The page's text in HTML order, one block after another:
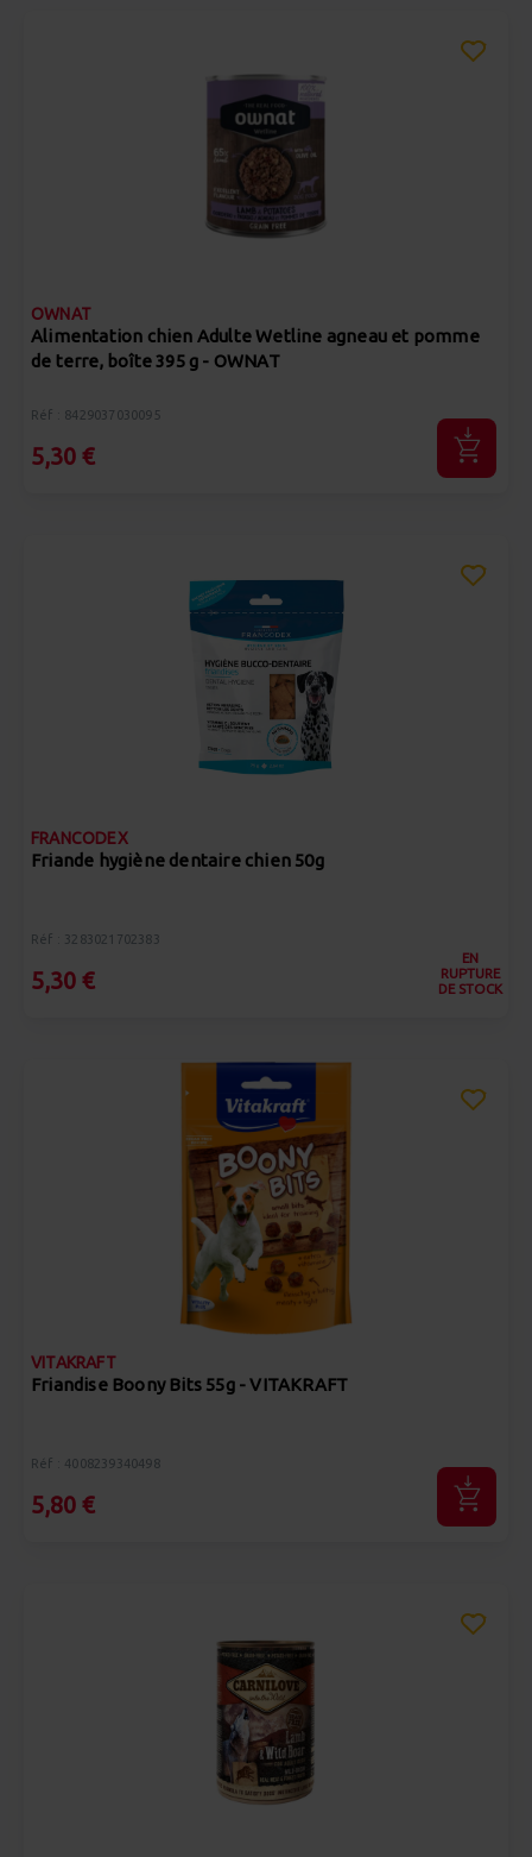
OWNAT
Alimentation chien Adulte Wetline agneau et pomme
de terre, boîte 395 g - OWNAT
Réf : 8429037030095
5,30 €
FRANCODEX
Friande hygiène dentaire chien 50g
Réf : 3283021702383
5,30 €
EN
RUPTURE
DE STOCK
VITAKRAFT
Friandise Boony Bits 55g - VITAKRAFT
Réf : 4008239340498
5,80 €